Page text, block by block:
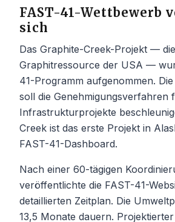
FAST-41-Wettbewerb
sich
Das Graphite-Creek-Projekt —
Graphitressource der USA —
41-Programm aufgenommen.
soll die Genehmigungsverfahren
Infrastrukturprojekte
Creek ist das erste Projekt in
FAST-41-Dashboard.
Nach einer 60-tägigen
veröffentlichte die FAST-41-
detaillierten Zeitplan. Die
13,5 Monate dauern.